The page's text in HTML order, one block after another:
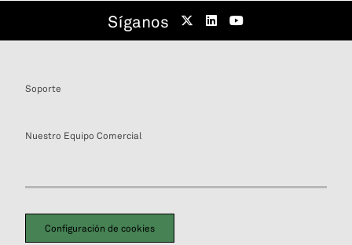
Síganos
Soporte
Nuestro Equipo Comercial
Configuración de cookies